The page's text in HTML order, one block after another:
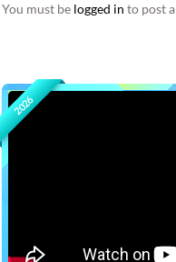
You must be logged in to post
2026